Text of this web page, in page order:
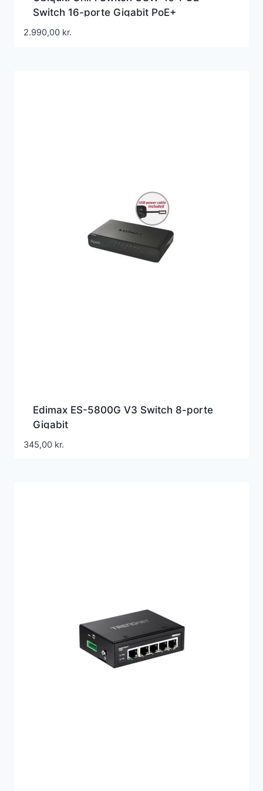
Switch 16-porte Gigabit PoE+
2.990,00 kr.
Edimax ES-5800G V3 Switch 8-porte
Gigabit
345,00 kr.